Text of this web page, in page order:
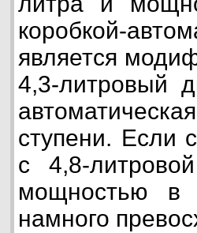
коробкой-
является
4,3-литровый
ступени. Если
с 4,8-
мощностью в
намного